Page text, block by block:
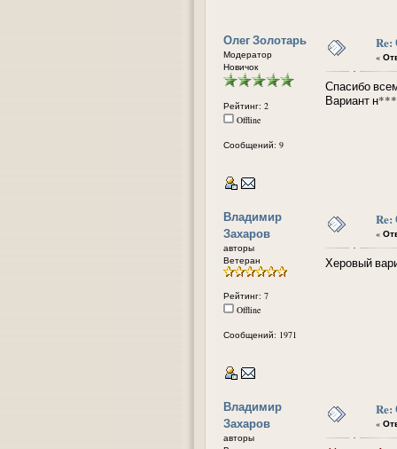
Олег Золотарь
Модератор
Новичок
Рейтинг: 2
Offline
Сообщений: 9
«
Спасибо
Вариант
Владимир
Захаров
авторы
Ветеран
Рейтинг: 7
Offline
Сообщений: 1971
«
Херовый
Владимир
Захаров
авторы
«